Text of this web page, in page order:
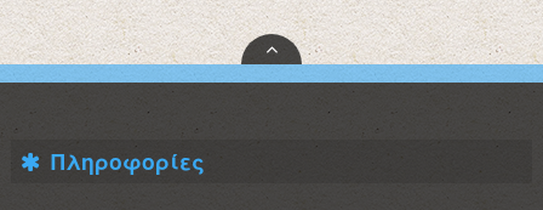
Πληροφορίες